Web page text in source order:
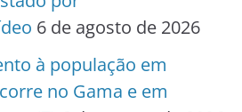
6 de agosto de 2026
à população em
no Gama e em